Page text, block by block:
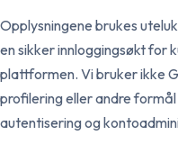
Opplysningene brukes
en sikker innloggingsøkt for
plattformen. Vi bruker ikke
profilering eller andre
autentisering og